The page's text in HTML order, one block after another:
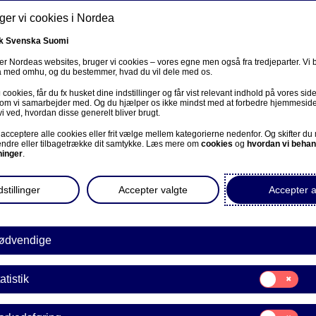
Om os Investorer Nyheder & indblik Karriere
norsk
gennemfører
vi cookies i Nordea
Svenska Suomi
Nordeas websites, bruger vi cookies – vores egne men også fra tredjeparter. Vi
med omhu, og du bestemmer, hvad du vil dele med os.
cookies, får du fx husket dine indstillinger og får vist relevant indhold på vores
vi samarbejder med. Og du hjælper os ikke mindst med at forbedre
ved, hvordan disse generelt bliver brugt.
alle cookies eller frit vælge mellem kategorierne nedenfor. Og skifter du
eller tilbagetrække dit samtykke. Læs mere om cookies og hvordan vi
.
Accepter
Accepter valgte
Samtykke
til:
Statistik